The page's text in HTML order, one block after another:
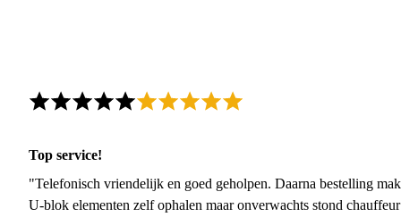
Top service!
"Telefonisch vriendelijk en goed geholpen. Daarna bestelling
U-blok elementen zelf ophalen maar onverwachts stond